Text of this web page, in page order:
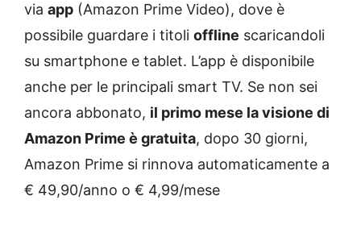
via app (Amazon Prime Video), dove è
possibile guardare i titoli offline scaricandoli
su smartphone e tablet. L’app è disponibile
anche per le principali smart TV. Se non sei
ancora abbonato, il primo mese la visione di
Amazon Prime è gratuita, dopo 30 giorni,
Amazon Prime si rinnova automaticamente a
€ 49,90/anno o € 4,99/mese